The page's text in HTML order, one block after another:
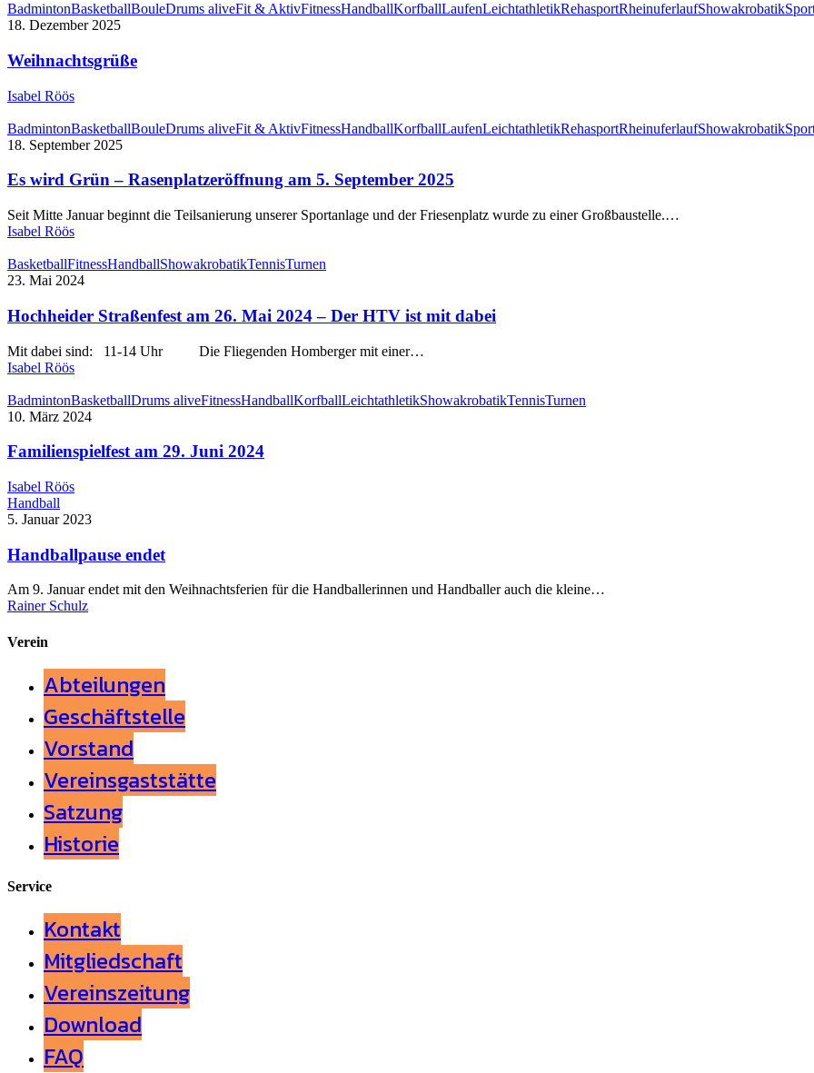
BadmintonBasketballBouleDrums aliveFit & AktivFitnessHandballKorfballLaufenLeichtathletikRehasportRheinuferlaufShowakrobatik
18. Dezember 2025
Weihnachtsgrüße
Isabel Röös
BadmintonBasketballBouleDrums aliveFit & AktivFitnessHandballKorfballLaufenLeichtathletikRehasportRheinuferlaufShowakrobatik
18. September 2025
Es wird Grün – Rasenplatzeröffnung am 5. September 2025
Seit Mitte Januar beginnt die Teilsanierung unserer Sportanlage und der Friesenplatz wurde zu einer Großbaustelle.…
Isabel Röös
BasketballFitnessHandballShowakrobatikTennisTurnen
23. Mai 2024
Hochheider Straßenfest am 26. Mai 2024 – Der HTV ist mit dabei
Mit dabei sind: 11-14 Uhr Die Fliegenden Homberger mit einer…
Isabel Röös
BadmintonBasketballDrums aliveFitnessHandballKorfballLeichtathletikShowakrobatikTennisTurnen
10. März 2024
Familienspielfest am 29. Juni 2024
Isabel Röös
Handball
5. Januar 2023
Handballpause endet
Am 9. Januar endet mit den Weihnachtsferien für die Handballerinnen und Handballer auch die kleine…
Rainer Schulz
Verein
Abteilungen
Geschäftstelle
Vorstand
Vereinsgaststätte
Satzung
Historie
Service
Kontakt
Mitgliedschaft
Vereinszeitung
Download
FAQ